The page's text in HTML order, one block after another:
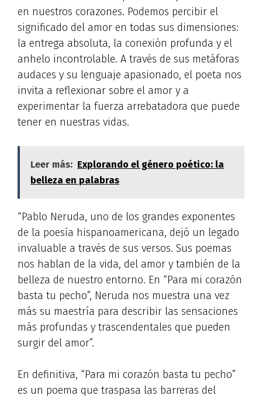
en nuestros corazones. Podemos percibir el
significado del amor en todas sus dimensiones:
la entrega absoluta, la conexión profunda y el
anhelo incontrolable. A través de sus metáforas
audaces y su lenguaje apasionado, el poeta nos
invita a reflexionar sobre el amor y a
experimentar la fuerza arrebatadora que puede
tener en nuestras vidas.
Leer más: Explorando el género poético: la
belleza en palabras
“Pablo Neruda, uno de los grandes exponentes
de la poesía hispanoamericana, dejó un legado
invaluable a través de sus versos. Sus poemas
nos hablan de la vida, del amor y también de la
belleza de nuestro entorno. En “Para mi corazón
basta tu pecho”, Neruda nos muestra una vez
más su maestría para describir las sensaciones
más profundas y trascendentales que pueden
surgir del amor”.
En definitiva, “Para mi corazón basta tu pecho”
es un poema que traspasa las barreras del